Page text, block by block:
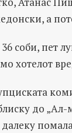
а
соби, пет
хотелот
до